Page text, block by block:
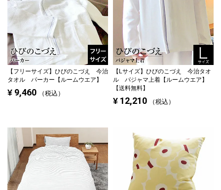
【フリーサイズ】 ひびのこづえ 今治
タオル パーカー【ルームウエア】
¥ 9,460 税込
【Lサイズ】 ひびのこづえ 今治タオ
ル パジャマ上着【ルームウエア】
【送料無料】
¥ 12,210 税込